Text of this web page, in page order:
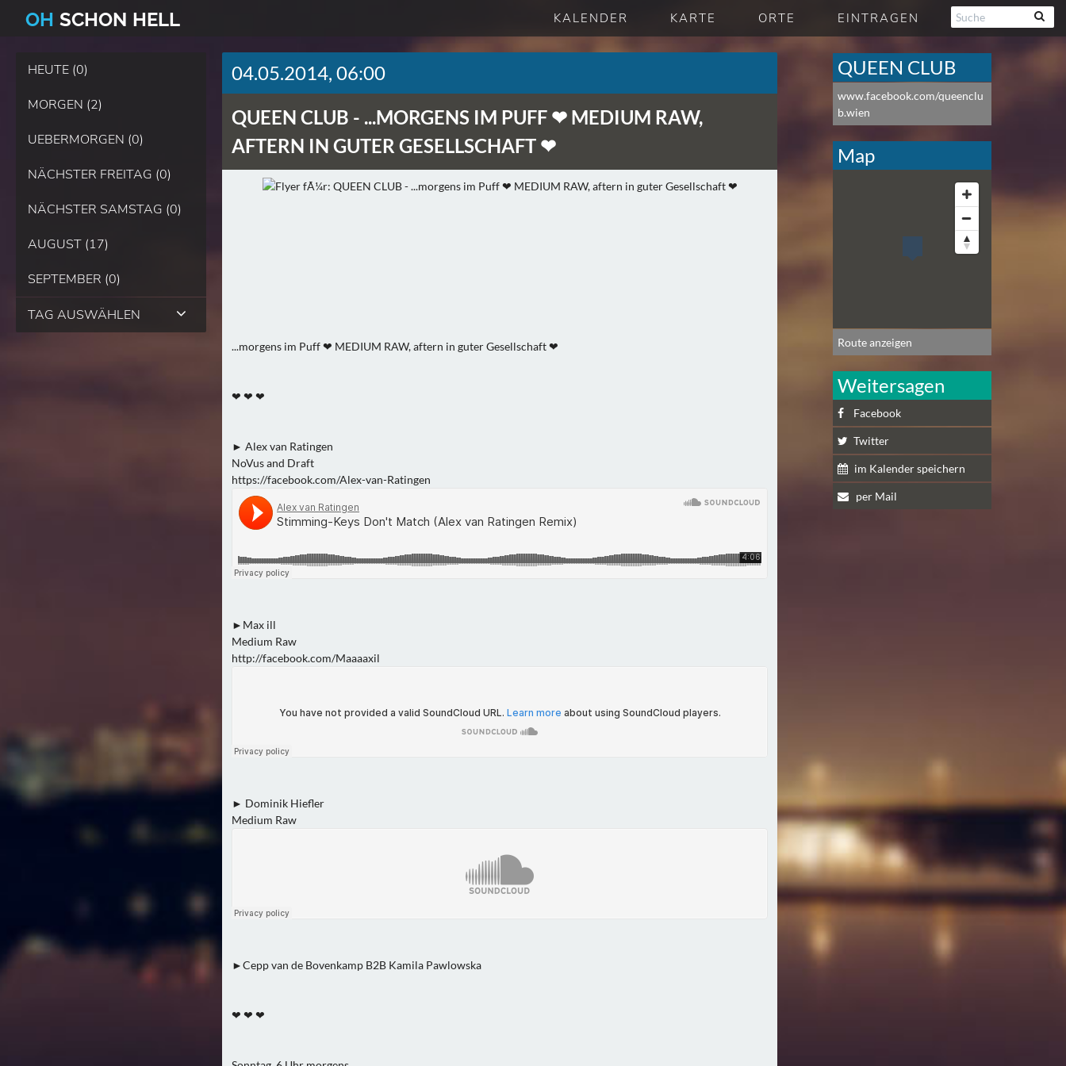
OH SCHON HELL KALENDER KARTE ORTE EINTRAGEN
HEUTE (0)
MORGEN (2)
UEBERMORGEN (0)
NÄCHSTER FREITAG (0)
NÄCHSTER SAMSTAG (0)
AUGUST (17)
SEPTEMBER (0)
TAG AUSWÄHLEN
04.05.2014, 06:00
QUEEN CLUB - ...MORGENS IM PUFF ❤ MEDIUM RAW,
AFTERN IN GUTER GESELLSCHAFT ❤
...morgens im Puff ❤ MEDIUM RAW, aftern in guter Gesellschaft ❤
❤ ❤ ❤
► Alex van Ratingen
NoVus and Draft
https://facebook.com/Alex-van-Ratingen
►Max ill
Medium Raw
http://facebook.com/Maaaaxil
► Dominik Hiefler
Medium Raw
►Cepp van de Bovenkamp B2B Kamila Pawlowska
❤ ❤ ❤
QUEEN CLUB
www.facebook.com/queenclu
b.wien
Map
Route anzeigen
Weitersagen
Facebook
Twitter
im Kalender speichern
per Mail